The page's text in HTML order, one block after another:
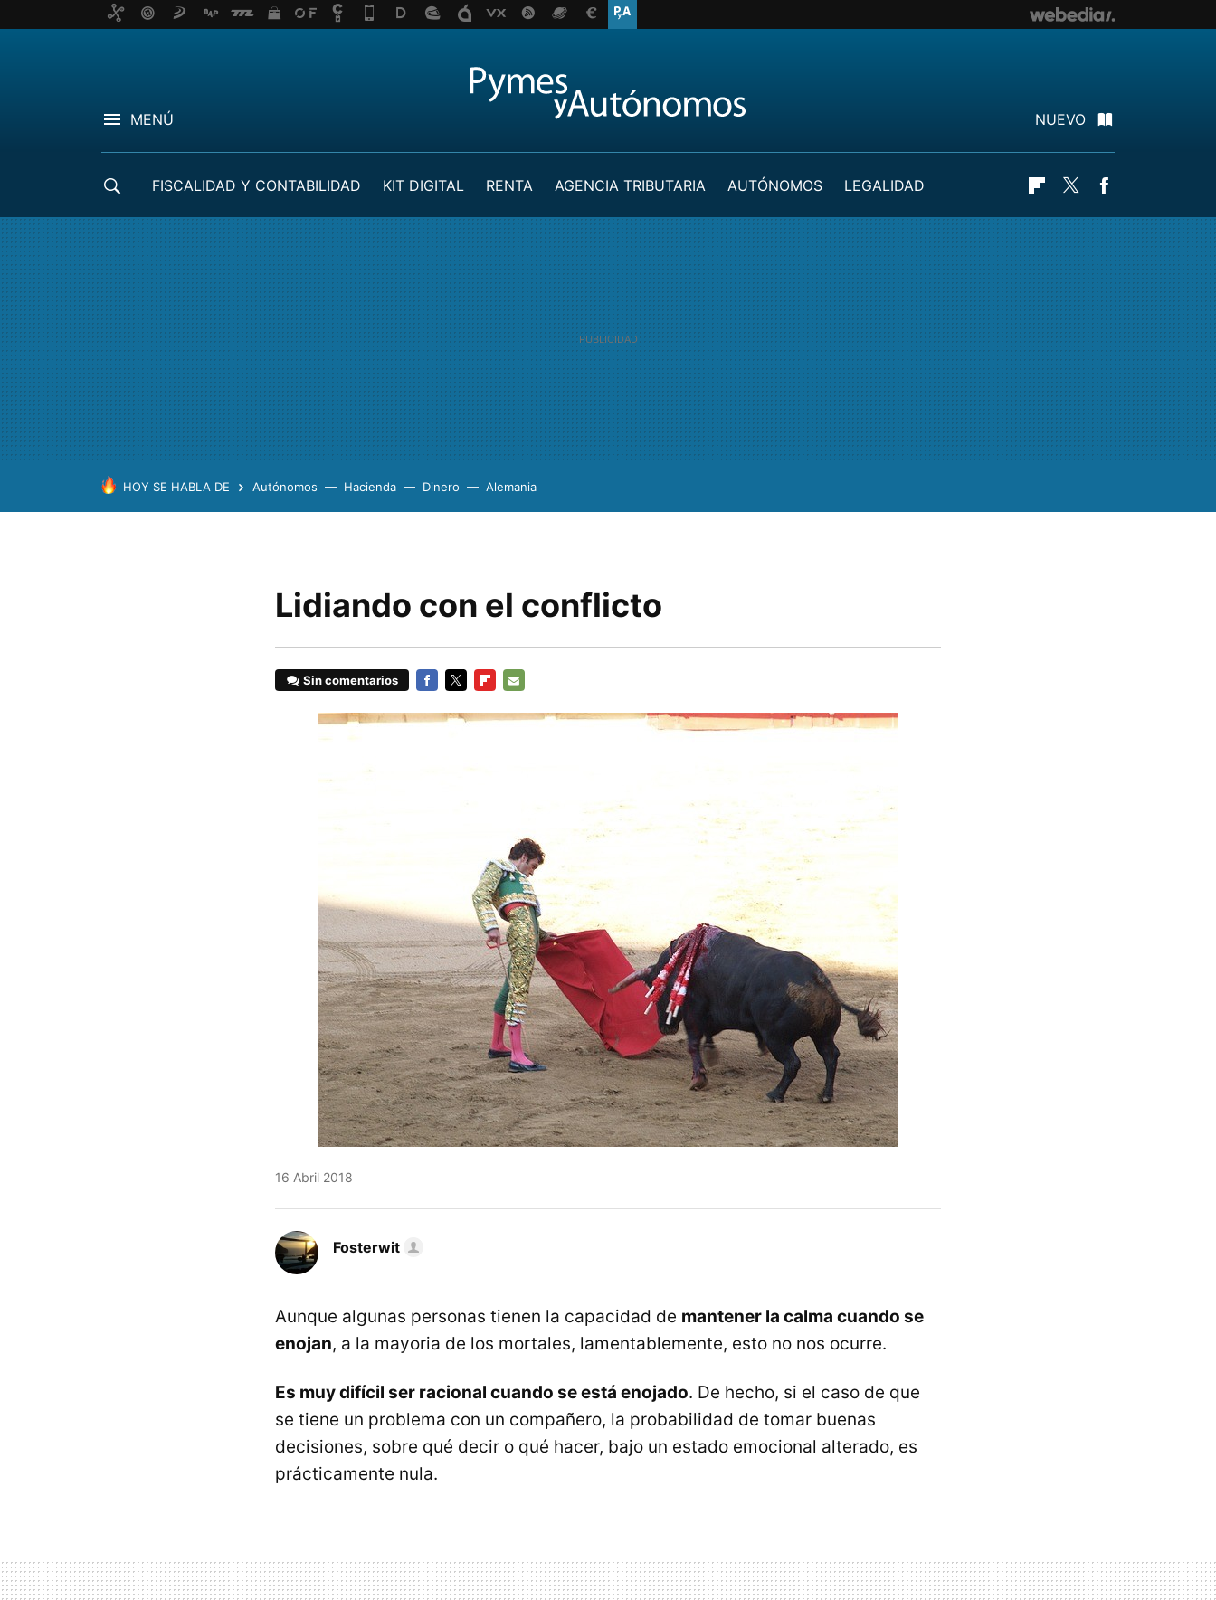
MENÚ NUEVO
FISCALIDAD Y CONTABILIDAD KIT DIGITAL RENTA AGENCIA TRIBUTARIA AUTÓNOMOS
LEGALIDAD
Flipboard
Twitter
HOY SE HABLA DE Autónomos Hacienda Dinero Alemania
Lidiando con el conflicto
Sin comentarios
MAIL
16 Abril 2018
Fosterwit
Aunque algunas personas tienen la capacidad de mantener la calma cuando se
enojan, a la mayoria de los mortales, lamentablemente, esto no nos ocurre.
Es muy difícil ser racional cuando se está enojado. De hecho, si el caso de que
se tiene un problema con un compañero, la probabilidad de tomar buenas
decisiones, sobre qué decir o qué hacer, bajo un estado emocional alterado, es
prácticamente nula.